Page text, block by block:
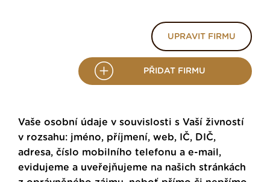
UPRAVIT FIRMU
PŘIDAT FIRMU
Vaše osobní údaje v souvislosti s Vaší živností
v rozsahu: jméno, příjmení, web, IČ, DIČ,
adresa, číslo mobilního telefonu a e-mail,
evidujeme a uveřejňujeme na našich stránkách